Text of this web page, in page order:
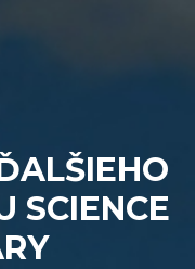
SCIENCE